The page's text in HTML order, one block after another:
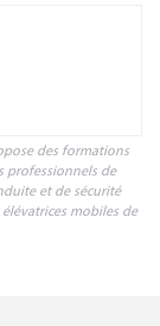
des formations
professionnels de
et de sécurité
mobiles de